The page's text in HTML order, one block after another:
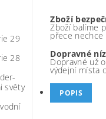
29
28
světy
Zboží
Zboží balíme
přece nechce
Dopravné
Dopravné už
výdejní místa
POPIS